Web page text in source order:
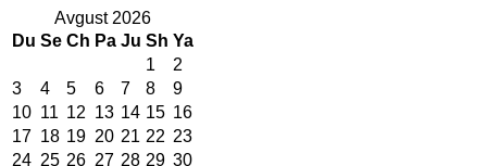
Avgust 2026
Du Se Ch Pa Ju Sh Ya
1
2
3
4 5 6 7 8
9
10 11 12 13 14 15 16
17 18 19 20 21 22 23
24 25 26 27 28 29 30